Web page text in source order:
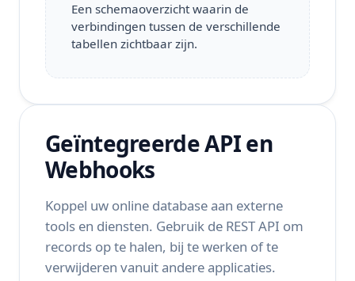
Een schemaoverzicht waarin de
verbindingen tussen de verschillende
tabellen zichtbaar zijn.
Geïntegreerde API en
Webhooks
Koppel uw online database aan externe
tools en diensten. Gebruik de REST API om
records op te halen, bij te werken of te
verwijderen vanuit andere applicaties.